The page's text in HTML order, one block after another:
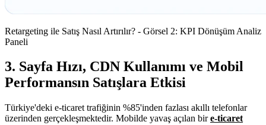
Retargeting ile Satış Nasıl Artırılır? - Görsel 2: KPI Dönüşüm Analiz
Paneli
3. Sayfa Hızı, CDN Kullanımı ve Mobil
Performansın Satışlara Etkisi
Türkiye'deki e-ticaret trafiğinin %85'inden fazlası akıllı telefonlar
üzerinden gerçekleşmektedir. Mobilde yavaş açılan bire-ticaret